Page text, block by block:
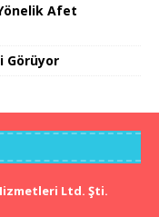
Afet
Görüyor
Ltd. Şti.